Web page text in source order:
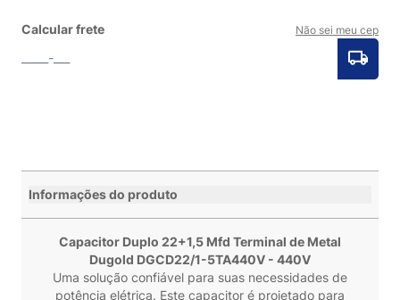
Calcular frete Não sei meu cep
Informações do produto
Capacitor Duplo 22+1,5 Mfd Terminal de Metal
Dugold DGCD22/1-5TA440V - 440V
Uma solução confiável para suas necessidades de
potência elétrica. Este capacitor é projetado para